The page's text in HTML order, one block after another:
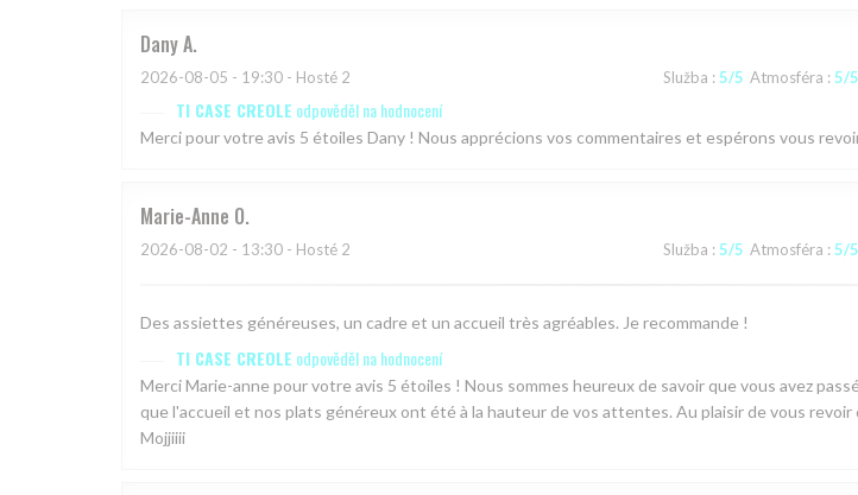
DanyA
2026-08-05 - 19:30 - Hosté 2 Služba : 5/5 Atmosféra : 5/5
TI CASE CREOLE odpověděl na hodnocení
Merci pour votre avis 5 étoiles Dany ! Nous apprécions vos commentaires et espérons vous
Marie-Anne O
2026-08-02 - 13:30 - Hosté 2 Služba : 5/5 Atmosféra : 5/5
Des assiettes généreuses, un cadre et un accueil très agréables. Je recommande !
TI CASE CREOLE odpověděl na hodnocení
Merci Marie-anne pour votre avis 5 étoiles ! Nous sommes heureux de savoir que vous avez
que l'accueil et nos plats généreux ont été à la hauteur de vos attentes. Au plaisir de vous revoir
Mojjiiii